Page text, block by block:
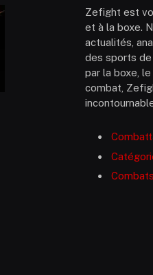
Zefight est
et à la boxe.
actualités,
des sports de
par la boxe,
combat,